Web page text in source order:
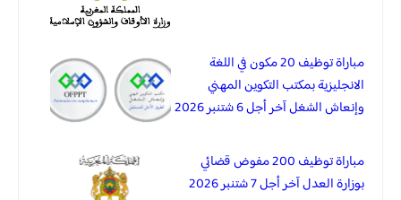
مباراة توظيف 20 مكون في اللغة
الانجليزية بمكتب التكوين المهني
وإنعاش الشغل آخر أجل 6 شتنبر 2026
مباراة توظيف 200 مفوض قضائي
بوزارة العدل آخر أجل 7 شتنبر 2026